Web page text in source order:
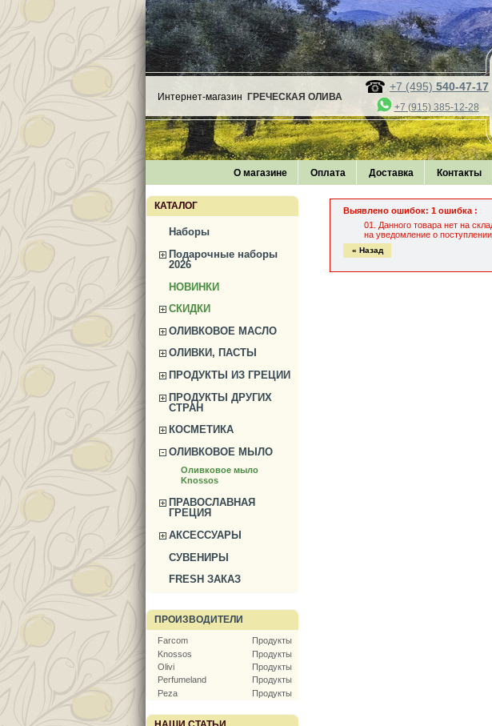
Интернет-магазин ГРЕЧЕСКАЯ ОЛИВА
+7 (495) 540-47-17
+7 (915) 385-12-28
О магазине Оплата Доставка Контакты
КАТАЛОГ
Наборы
Подарочные наборы
2026
НОВИНКИ
СКИДКИ
ОЛИВКОВОЕ МАСЛО
ОЛИВКИ, ПАСТЫ
ПРОДУКТЫ ИЗ ГРЕЦИИ
ПРОДУКТЫ ДРУГИХ
СТРАН
КОСМЕТИКА
ОЛИВКОВОЕ МЫЛО
Оливковое мыло
Knossos
ПРАВОСЛАВНАЯ
ГРЕЦИЯ
АКСЕССУАРЫ
СУВЕНИРЫ
FRESH ЗАКАЗ
ПРОИЗВОДИТЕЛИ
Farcom
Продукты
Knossos
Продукты
Olivi
Продукты
Perfumeland
Продукты
Peza
Продукты
Выявлено ошибок: 1 ошибка :
Данного товара нет на
на уведомление о
« Назад